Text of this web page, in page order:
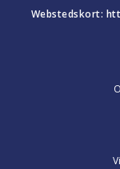
Webstedskort: